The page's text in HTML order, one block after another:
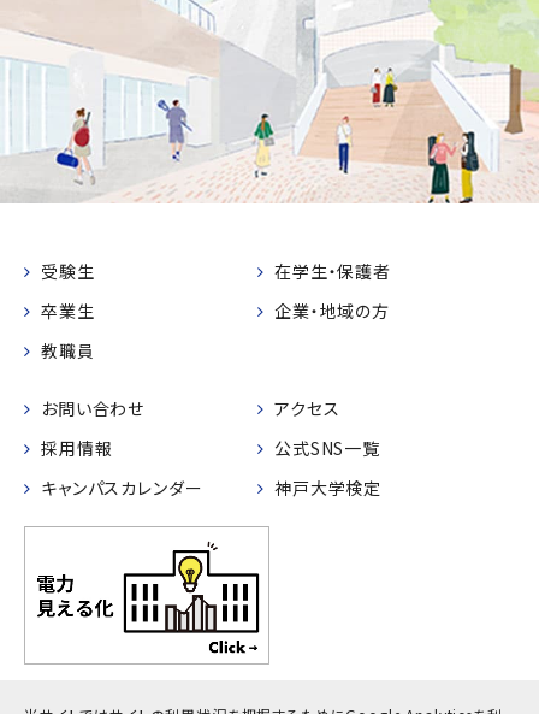
受験生
在学生・保護者
卒業生
企業・地域の方
教職員
お問い合わせ
アクセス
採用情報
公式SNS一覧
キャンパスカレンダー
神戸大学検定